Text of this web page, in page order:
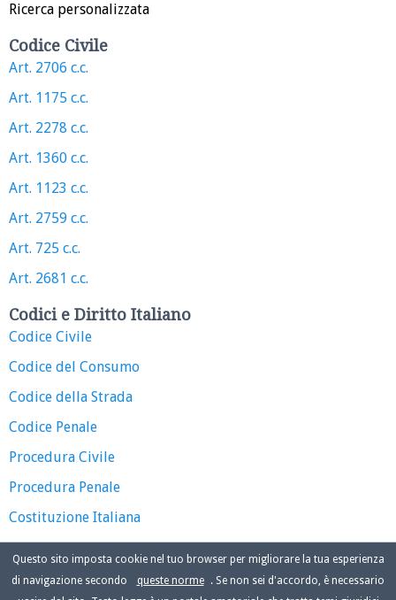
Ricerca personalizzata
Codice Civile
Art. 2706 c.c.
Art. 1175 c.c.
Art. 2278 c.c.
Art. 1360 c.c.
Art. 1123 c.c.
Art. 2759 c.c.
Art. 725 c.c.
Art. 2681 c.c.
Codici e Diritto Italiano
Codice Civile
Codice del Consumo
Codice della Strada
Codice Penale
Procedura Civile
Procedura Penale
Costituzione Italiana
Questo sito imposta cookie nel tuo browser per migliorare la tua esperienza
di navigazione secondo
queste norme
. Se non sei d'accordo, è necessario